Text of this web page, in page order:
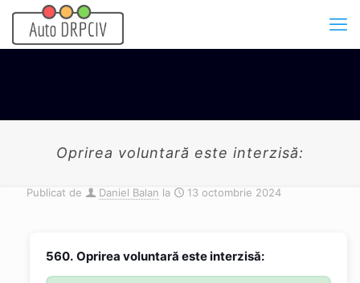
Oprirea voluntară este interzisă:
Publicat de Daniel Balan la 13 octombrie 2024
560. Oprirea voluntară este interzisă: